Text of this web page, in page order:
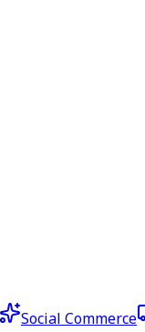
Social Commerce